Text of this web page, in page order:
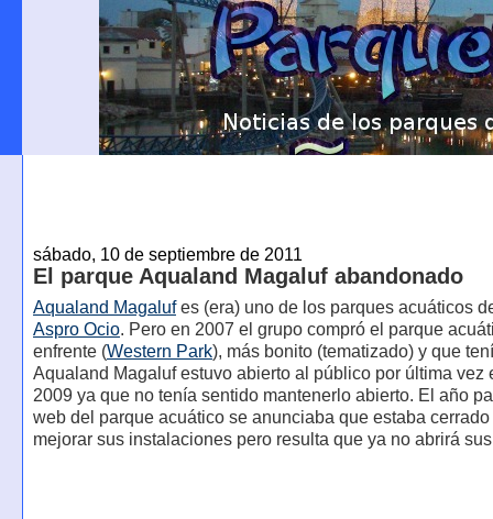
sábado, 10 de septiembre de 2011
El parque Aqualand Magaluf abandonado
Aqualand Magalufes (era) uno de los parques acuáticos
Aspro Ocio. Pero en 2007 el grupo compró el parque
enfrente (Western Park), más bonito (tematizado) y que
Aqualand Magaluf estuvo abierto al público por última vez
2009 ya que no tenía sentido mantenerlo abierto. El año
web del parque acuático se anunciaba que estaba cerrado
mejorar sus instalaciones pero resulta que ya no abrirá